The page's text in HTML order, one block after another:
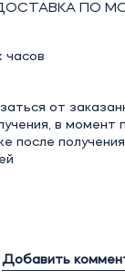
ПО
часов
от
в момент
после
Добавить